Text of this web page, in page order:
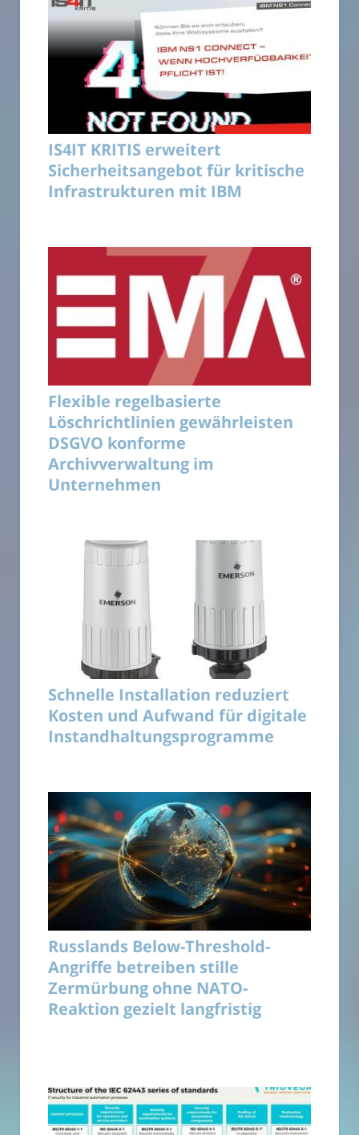
IS4IT KRITIS erweitert
Sicherheitsangebot für kritische
Infrastrukturen mit IBM
Flexible regelbasierte
Löschrichtlinien gewährleisten
DSGVO konforme
Archivverwaltung im
Unternehmen
Schnelle Installation reduziert
Kosten und Aufwand für digitale
Instandhaltungsprogramme
Russlands Below-Threshold-
Angriffe betreiben stille
Zermürbung ohne NATO-
Reaktion gezielt langfristig